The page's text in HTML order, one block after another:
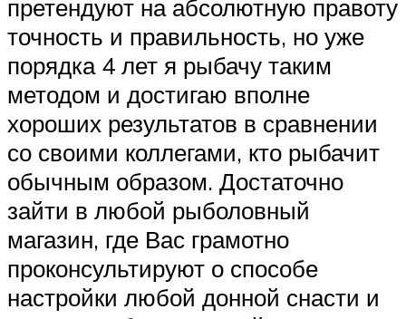
претендуют на абсолютную правоту
точность и правильность, но уже
порядка 4 лет я рыбачу таким
методом и достигаю вполне
хороших результатов в сравнении
со своими коллегами, кто рыбачит
обычным образом. Достаточно
зайти в любой рыболовный
магазин, где Вас грамотно
проконсультируют о способе
настройки любой донной снасти и